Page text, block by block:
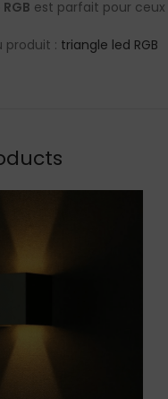
est parfait pour
produit : triangle led RGB